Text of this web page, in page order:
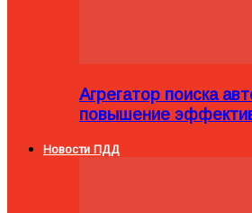
Агрегатор поиска
повышение
Новости ПДД